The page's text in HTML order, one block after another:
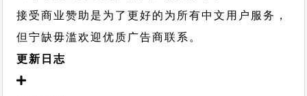
接受商业赞助是为了更好的为所有中文用户服务，
但宁缺毋滥欢迎优质广告商联系。
更新日志